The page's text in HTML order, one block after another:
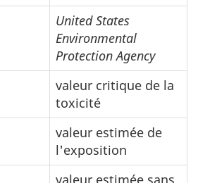
United States
Environmental
Protection Agency
valeur critique de la
toxicité
valeur estimée de
l'exposition
valeur estimée sans